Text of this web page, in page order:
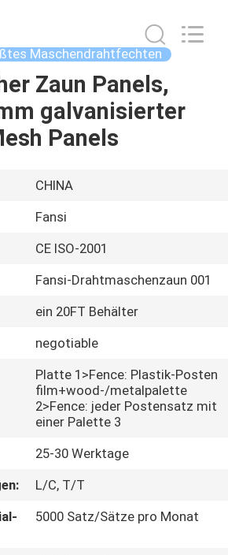
Maschendrahtfechten
Zaun Panels,
galvanisierter
Panels
CHINA
Fansi
CE ISO-2001
Fansi-Drahtmaschenzaun 001
ein 20FT Behälter
negotiable
Platte 1>Fence: Plastik-Posten
film+wood-/metalpalette
2>Fence: jeder Postensatz mit
einer Palette 3
25-30 Werktage
L/C, T/T
5000 Satz/Sätze pro Monat